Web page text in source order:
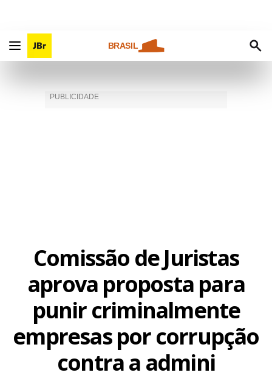
BRASIL
Comissão de Juristas
aprova proposta para
punir criminalmente
empresas por corrupção
contra a admini